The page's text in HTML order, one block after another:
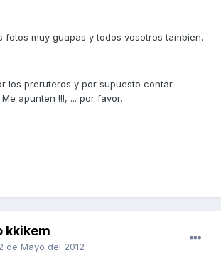
fotos muy guapas y todos vosotros tambien.
los preruteros y por supuesto contar
Me apunten !!!, ... por favor.
kkikem
de Mayo del 2012